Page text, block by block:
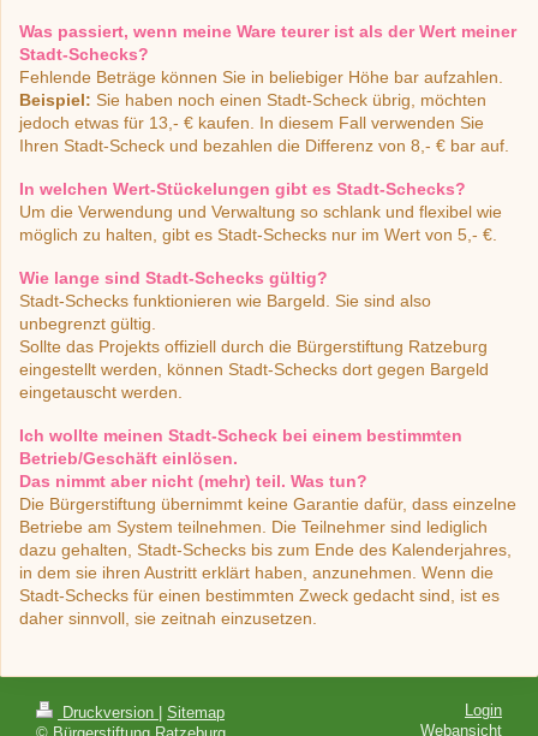
Was passiert, wenn meine Ware teurer ist als der Wert meiner
Stadt-Schecks?
Fehlende Beträge können Sie in beliebiger Höhe bar aufzahlen.
Beispiel: Sie haben noch einen Stadt-Scheck übrig, möchten
jedoch etwas für 13,- € kaufen. In diesem Fall verwenden Sie
Ihren Stadt-Scheck und bezahlen die Differenz von 8,- € bar auf.
In welchen Wert-Stückelungen gibt es Stadt-Schecks?
Um die Verwendung und Verwaltung so schlank und flexibel wie
möglich zu halten, gibt es Stadt-Schecks nur im Wert von 5,- €.
Wie lange sind Stadt-Schecks gültig?
Stadt-Schecks funktionieren wie Bargeld. Sie sind also
unbegrenzt gültig.
Sollte das Projekts offiziell durch die Bürgerstiftung Ratzeburg
eingestellt werden, können Stadt-Schecks dort gegen Bargeld
eingetauscht werden.
Ich wollte meinen Stadt-Scheck bei einem bestimmten
Betrieb/Geschäft einlösen.
Das nimmt aber nicht (mehr) teil. Was tun?
Die Bürgerstiftung übernimmt keine Garantie dafür, dass einzelne
Betriebe am System teilnehmen. Die Teilnehmer sind lediglich
dazu gehalten, Stadt-Schecks bis zum Ende des Kalenderjahres,
in dem sie ihren Austritt erklärt haben, anzunehmen. Wenn die
Stadt-Schecks für einen bestimmten Zweck gedacht sind, ist es
daher sinnvoll, sie zeitnah einzusetzen.
Druckversion
Sitemap
Login
Webansicht